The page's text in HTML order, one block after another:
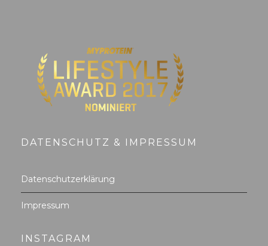
DATENSCHUTZ & IMPRESSUM
Datenschutzerklärung
Impressum
INSTAGRAM